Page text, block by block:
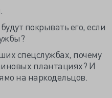
покрывать его, если
спецслужбах, почему
плантациях? И
на наркодельцов.